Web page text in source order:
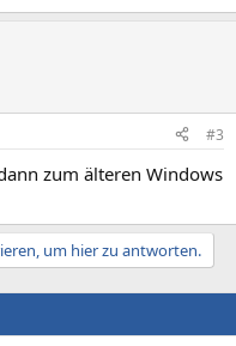
#3
zum älteren Windows
um hier zu antworten.